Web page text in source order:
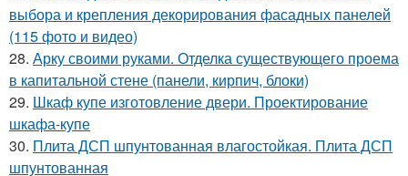
выбора и крепления декорирования фасадных панелей
(115 фото и видео)
28. Арку своими руками. Отделка существующего проема
в капитальной стене (панели, кирпич, блоки)
29. Шкаф купе изготовление двери. Проектирование
шкафа-купе
30. Плита ДСП шпунтованная влагостойкая. Плита ДСП
шпунтованная